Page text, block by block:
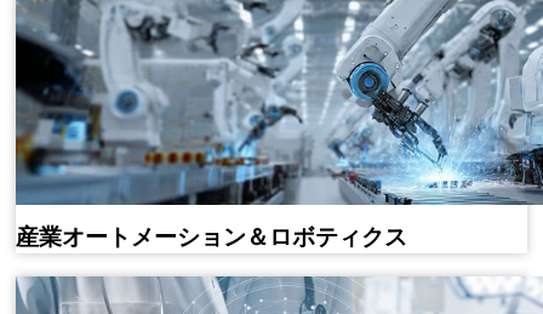
産業オートメーション＆ロボティクス